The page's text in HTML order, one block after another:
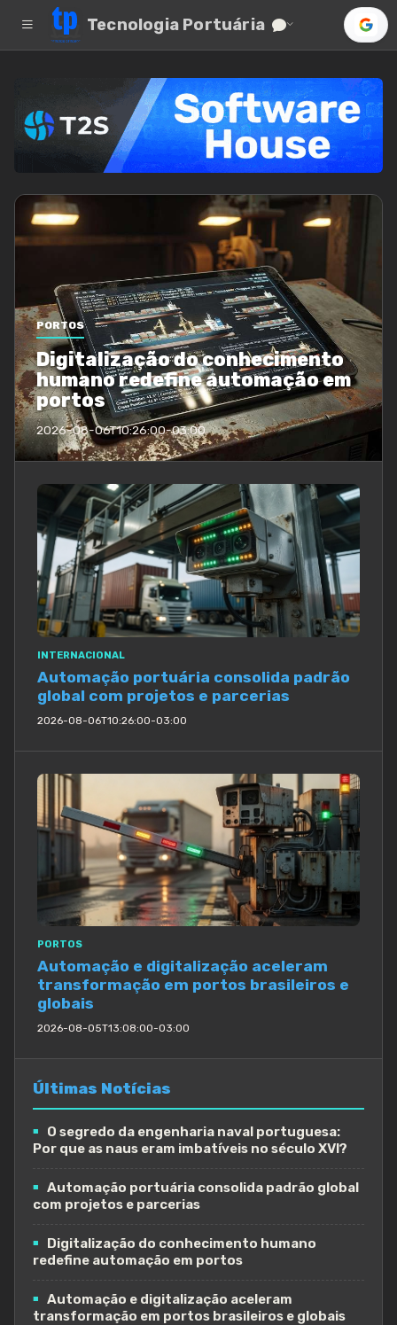
Tecnologia Portuária
PORTOS
Digitalização do conhecimento
humano redefine automação em
portos
2026-08-06T10:26:00-03:00
INTERNACIONAL
Automação portuária consolida padrão
global com projetos e parcerias
2026-08-06T10:26:00-03:00
PORTOS
Automação e digitalização aceleram
transformação em portos brasileiros e
globais
2026-08-05T13:08:00-03:00
Últimas Notícias
O segredo da engenharia naval portuguesa:
Por que as naus eram imbatíveis no século XVI?
Automação portuária consolida padrão global
com projetos e parcerias
Digitalização do conhecimento humano
redefine automação em portos
Automação e digitalização aceleram
transformação em portos brasileiros e globais